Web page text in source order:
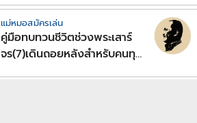
แม่หมอสมัครเล่น
คู่มือทบทวนชีวิตช่วงพระเสาร์
จร(7)เดินถอยหลังสำหรับคนทุก